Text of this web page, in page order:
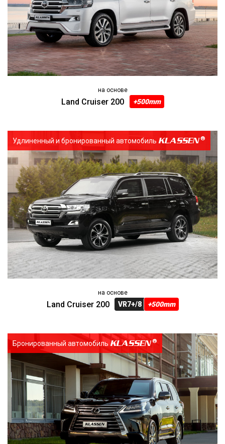
на основе
Land Cruiser 200 +500mm
Удлиненный и бронированный автомобиль KLASSEN
на основе
Land Cruiser 200 VR7+/8 +500mm
Бронированный автомобиль KLASSEN